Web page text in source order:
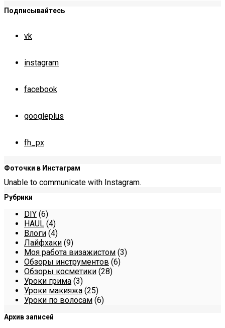
Подписывайтесь
vk
instagram
facebook
googleplus
fh_px
Фоточки в Инстаграм
Unable to communicate with Instagram.
Рубрики
DIY (6)
HAUL (4)
Влоги (4)
Лайфхаки (9)
Моя работа визажистом (3)
Обзоры инструментов (6)
Обзоры косметики (28)
Уроки грима (3)
Уроки макияжа (25)
Уроки по волосам (6)
Архив записей